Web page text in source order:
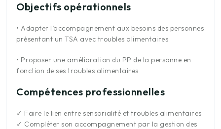
Objectifs opérationnels
• Adapter l’accompagnement aux besoins des personnes
présentant un TSA avec troubles alimentaires
• Proposer une amélioration du PP de la personne en
fonction de ses troubles alimentaires
Compétences professionnelles
✓ Faire le lien entre sensorialité et troubles alimentaires
✓ Compléter son accompagnement par la gestion des